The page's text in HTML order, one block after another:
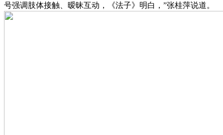
号强调肢体接触、暧昧互动，《法子》明白，”张桂萍说道。